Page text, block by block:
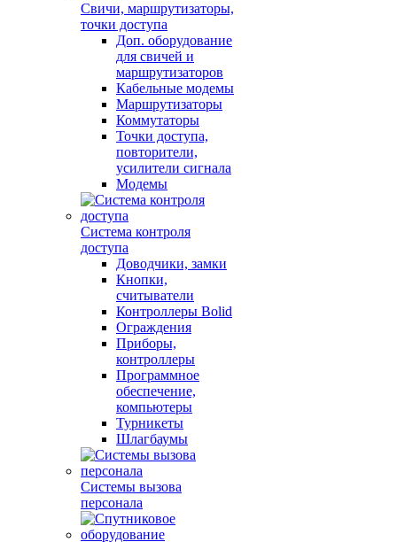
Свичи, маршрутизаторы,
точки доступа
Доп. оборудование
для свичей и
маршрутизаторов
Кабельные модемы
Маршрутизаторы
Коммутаторы
Точки доступа,
повторители,
усилители сигнала
Модемы
Система контроля
доступа
Доводчики, замки
Кнопки,
считыватели
Контроллеры Bolid
Ограждения
Приборы,
контроллеры
Программное
обеспечение,
компьютеры
Турникеты
Шлагбаумы
Системы вызова
персонала